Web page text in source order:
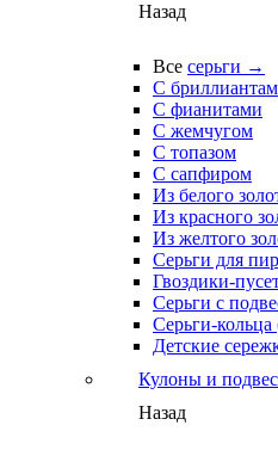
Назад
Все серьги →
С
С фианитами
С жемчугом
С топазом
С сапфиром
Из белого
Из красного
Из желтого
Серьги для
Гвоздики-
Серьги с
Серьги-кольца
Детские
Кулоны и
Назад